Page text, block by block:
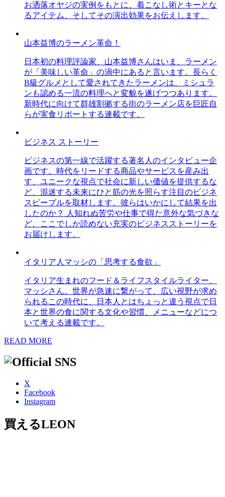
お洒落オヤジの実例をもとに、着こなし術とキーとな
るアイテム、そしてその演出効果をお伝えします。
山本益博のラーメン革命！
日本初の料理評論家、山本益博さんはいま、ラーメン
が「美味しい革命」の渦中にあると言います。長らく
B級グルメとして愛されてきたラーメンは、ミシュラ
ンも認める一流の料理へと変貌を遂げつつあります。
新時代に向けて群雄割拠する街のラーメン店を巨匠自
らが実食リポートする連載です。
ビジネス ストーリー
ビジネスの第一線で活躍する著名人のインタビュー企
画です。時代をリードする商品やサービスを産み出
す、ユニークな視点で社会に新しい価値を提供するな
ど、混迷する未来にひと筋の光を照らす注目のビジネ
スピープルを取材します。彼らはいかにして結果を出
したのか？ 人知れぬ苦労や仕事で得た意外な気づきな
ど、ここでしか読めない充実のビジネスストーリーを
お届けします。
イタリア人マッシの「思考する食欲」
イタリア生まれのフード＆ライフスタイルライター、
マッシさん。世界が急速に繋がって、広い視野が求め
られるこの時代に、日本人とはちょっと違う視点で日
本と世界の食に関する文化や習慣、メニューなどにつ
いて考える連載です。
READ MORE
X
Facebook
Instagram
買えるLEON